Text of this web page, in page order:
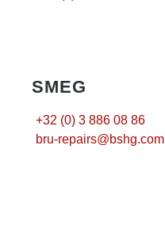
SMEG
+32 (0) 3 886 08 86
bru-repairs@bshg.com